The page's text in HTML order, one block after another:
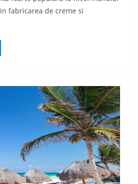
fabricarea de creme si